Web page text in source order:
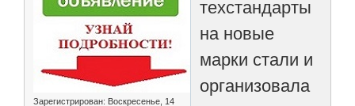
Зарегистрирован: Воскресенье, 14
техстандарты
на новые
марки стали и
организовала